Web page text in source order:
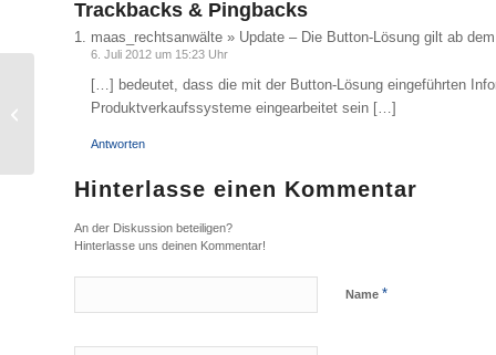
Trackbacks & Pingbacks
maas_rechtsanwälte » Update – Die Button-Lösung gilt ab
6. Juli 2012 um 15:23 Uhr
[…] bedeutet, dass die mit der Button-Lösung eingeführten
Produktverkaufssysteme eingearbeitet sein […]
Antworten
Hinterlasse einen Kommentar
An der Diskussion beteiligen?
Hinterlasse uns deinen Kommentar!
Name *
BGH bestätigt: Abweichung von
Muster-Widerrufsbelehrung führt zur
Unwirks...